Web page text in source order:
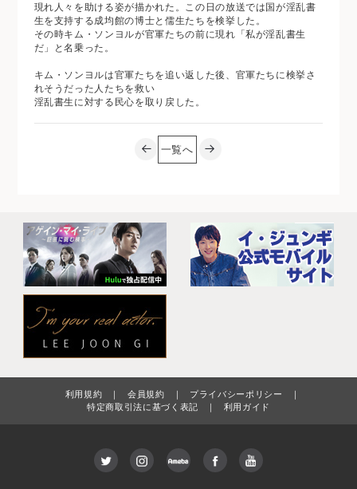
現れ人々を助ける姿が描かれた。この日の放送では国が淫乱書
生を支持する成均館の博士と儒生たちを検挙した。
その時キム・ソンヨルが官軍たちの前に現れ「私が淫乱書生
だ」と名乗った。
キム・ソンヨルは官軍たちを追い返した後、官軍たちに検挙さ
れそうだった人たちを救い
淫乱書生に対する民心を取り戻した。
一覧へ
利用規約 会員規約 プライバシーポリシー
特定商取引法に基づく表記
利用ガイド